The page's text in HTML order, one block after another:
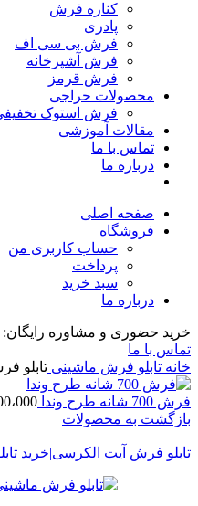
کناره فرش
پادری
فرش بی سی اف
فرش آشپرخانه
فرش قرمز
محصولات حراجی
فرش استوک
مقالات آموزشی
تماس با ما
درباره ما
صفحه اصلی
فروشگاه
حساب کاربری من
پرداخت
سبد خرید
درباره ما
خرید حضوری و مشاوره رایگان: 54702629_031
تماس با ما
خانه تابلو فرش ماشینی تابلو
فرش 700 شانه طرح وندا
بازگشت به محصولات
تابلو فرش آیت الکرسی|خرید